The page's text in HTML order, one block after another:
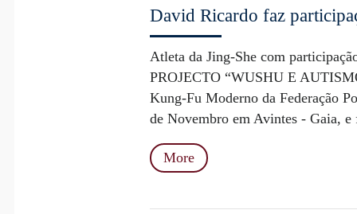
David Ricardo faz
Atleta da Jing-She com
PROJECTO “WUSHU E
Kung-Fu Moderno da Federação
de Novembro em Avintes - Gaia,
More